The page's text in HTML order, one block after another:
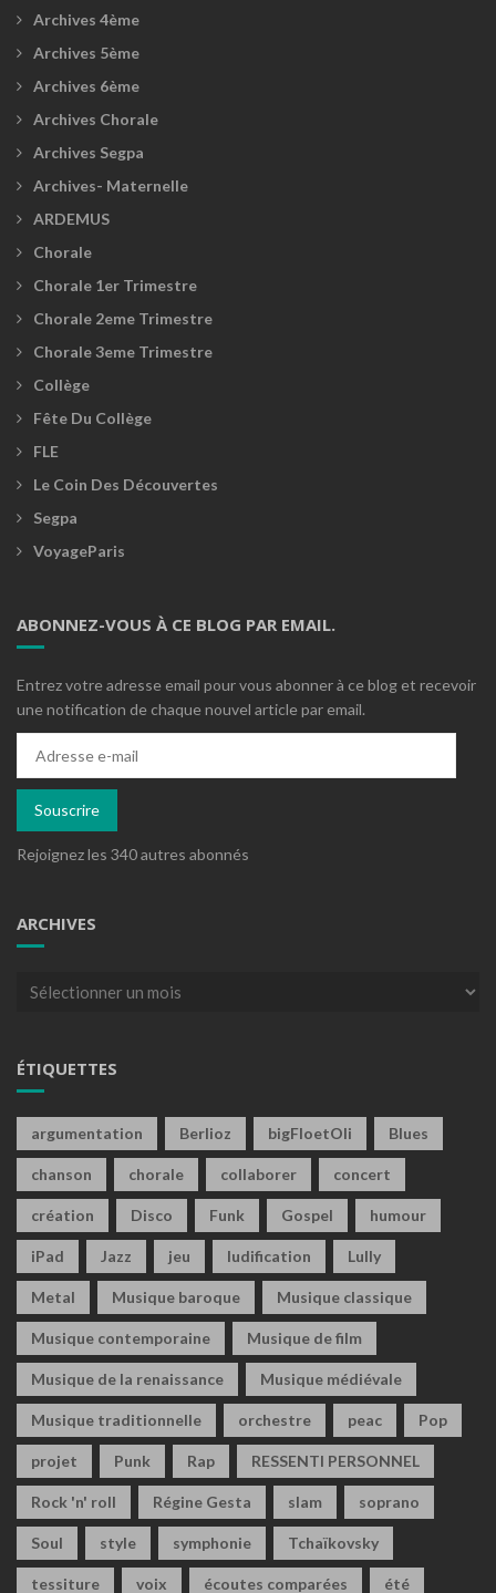
Archives 4ème
Archives 5ème
Archives 6ème
Archives Chorale
Archives Segpa
Archives- Maternelle
ARDEMUS
Chorale
Chorale 1er Trimestre
Chorale 2eme Trimestre
Chorale 3eme Trimestre
Collège
Fête Du Collège
FLE
Le Coin Des Découvertes
Segpa
VoyageParis
ABONNEZ-VOUS À CE BLOG PAR EMAIL.
Entrez votre adresse email pour vous abonner à ce blog et recevoir
une notification de chaque nouvel article par email.
mail
Souscrire
Rejoignez les 340 autres abonnés
ARCHIVES
Archives
ÉTIQUETTES
argumentation Berlioz bigFloetOli Blues
chanson chorale collaborer concert
création Disco Funk Gospel humour
iPad Jazz jeu ludification Lully
Metal Musique baroque Musique classique
Musique contemporaine Musique de film
Musique de la renaissance Musique médiévale
Musique traditionnelle orchestre peac Pop
projet Punk Rap RESSENTI PERSONNEL
Rock 'n' roll Régine Gesta slam soprano
Soul style symphonie Tchaïkovsky
tessiture voix écoutes comparées été